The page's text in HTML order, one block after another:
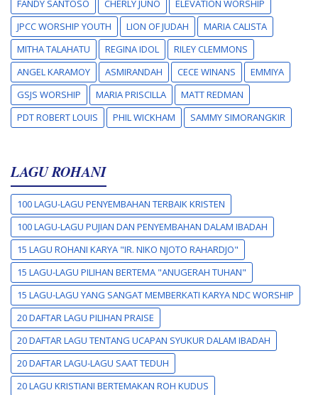
FANDY SANTOSO
CHERLY JUNO
ELEVATION WORSHIP
JPCC WORSHIP YOUTH
LION OF JUDAH
MARIA CALISTA
MITHA TALAHATU
REGINA IDOL
RILEY CLEMMONS
ANGEL KARAMOY
ASMIRANDAH CECE WINANS
EMMIYA
GSJS WORSHIP
MARIA PRISCILLA
MATT REDMAN
PDT ROBERT LOUIS
PHIL WICKHAM SAMMY SIMORANGKIR
LAGU ROHANI
100 LAGU-LAGU PENYEMBAHAN TERBAIK KRISTEN
100 LAGU-LAGU PUJIAN DAN PENYEMBAHAN DALAM IBADAH
15 LAGU ROHANI KARYA "IR. NIKO NJOTO RAHARDJO"
15 LAGU-LAGU PILIHAN BERTEMA "ANUGERAH TUHAN"
15 LAGU-LAGU YANG SANGAT MEMBERKATI KARYA NDC WORSHIP
20 DAFTAR LAGU PILIHAN PRAISE
20 DAFTAR LAGU TENTANG UCAPAN SYUKUR DALAM IBADAH
20 DAFTAR LAGU-LAGU SAAT TEDUH
20 LAGU KRISTIANI BERTEMAKAN ROH KUDUS